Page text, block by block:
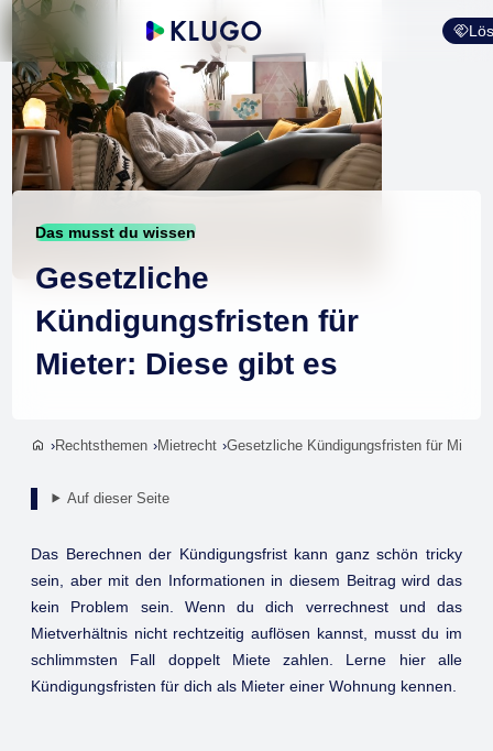
Das musst du wissen
Gesetzliche
Kündigungsfristen für
Mieter: Diese gibt es
Rechtsthemen Mietrecht Gesetzliche Kündigungsfristen für
Auf dieser Seite
Das Berechnen der Kündigungsfrist kann ganz schön tricky
sein, aber mit den Informationen in diesem Beitrag wird das
kein Problem sein. Wenn du dich verrechnest und das
Mietverhältnis nicht rechtzeitig auflösen kannst, musst du im
schlimmsten Fall doppelt Miete zahlen. Lerne hier alle
Kündigungsfristen für dich als Mieter einer Wohnung kennen.